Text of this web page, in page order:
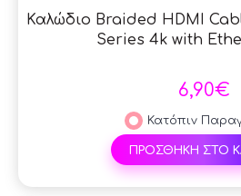
Καλώδιο Braided HDMI
Series 4k with
6,90€
Κατόπιν
ΠΡΟΣΘΗΚΗ ΣΤΟ